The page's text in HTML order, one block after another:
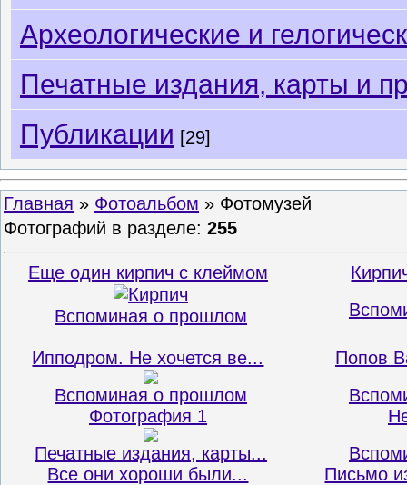
Археологические и
Печатные издания, карты и
Публикации [29]
Главная » Фотоальбом » Фотомузей
Фотографий в разделе: 255
Еще один кирпич с клеймом
Вспоминая о прошлом
Ипподром. Не хочется ве...
Вспоминая о прошлом
Попов
Фотография 1
Печатные издания, карты...
Все они хороши были...
Письмо